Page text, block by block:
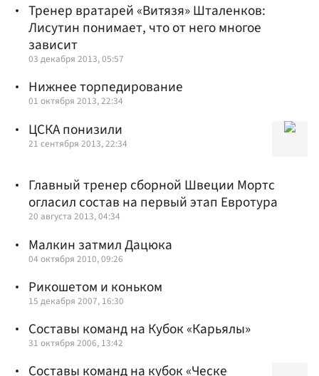
Тренер вратарей «Витязя» Шталенков:
Лисутин понимает, что от него многое
зависит
03 декабря 2013, 05:57
Нижнее торпедирование
01 октября 2013, 22:34
ЦСКА понизили
21 сентября 2013, 22:34
Главный тренер сборной Швеции Мортс
огласил состав на первый этап Евротура
20 августа 2013, 04:34
Малкин затмил Дацюка
04 октября 2010, 09:26
Рикошетом и коньком
15 декабря 2007, 16:30
Составы команд на Кубок «Карьялы»
31 октября 2006, 13:42
Составы команд на кубок «Ческе